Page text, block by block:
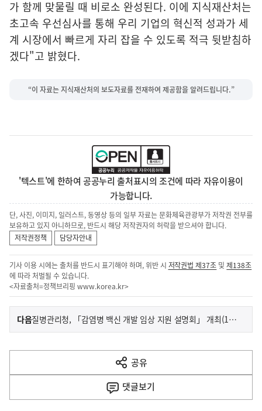
가 함께 맞물릴 때 비로소 완성된다. 이에 지식재산처는
초고속 우선심사를 통해 우리 기업의 혁신적 성과가 세
계 시장에서 빠르게 자리 잡을 수 있도록 적극 뒷받침하
겠다"고 밝혔다.
“이 자료는 지식재산처의 보도자료를 전재하여 제공함을 알려드립니다.”
'텍스트'에 한하여 공공누리 출처표시의 조건에 따라 자유이용이
가능합니다.
단, 사진, 이미지, 일러스트, 동영상 등의 일부 자료는 문화체육관광부가 저작권 전부를
보유하고 있지 아니하므로, 반드시 해당 저작권자의 허락을 받으셔야 합니다.
저작권정책
담당자안내
기사 이용 시에는 출처를 반드시 표기해야 하며, 위반 시 저작권법 제37조 및제138조
에 따라 처벌될 수 있습니다.
<자료출처=정책브리핑 www.korea.kr>
이
전
다
음
다음기
사
질병관리청, 「감염병 백신 개발 임상 지원 설명회」 개최(11.19.수)
공유
열
기
댓글보기